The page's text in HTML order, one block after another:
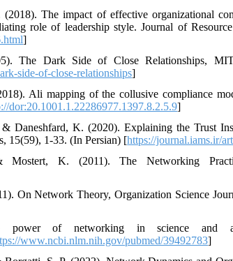
The impact of effective organizational
role of leadership style. Journal of
]
The Dark Side of Close Relationships, MIT
side-of-close-relationships]
Ali mapping of the collusive compliance
dor:20.1001.1.22286977.1397.8.2.5.9]
Daneshfard, K. (2020). Explaining the Trust
15(59), 1-33. (In Persian) [https://journal.iams.ir/
K. (2011). The Networking
On Network Theory, Organization Science
of networking in science and
www.ncbi.nlm.nih.gov/pubmed/39492783]